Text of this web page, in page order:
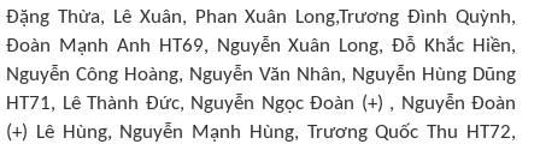
Đặng Thừa, Lê Xuân, Phan Xuân Long,Trương Đình Quỳnh,
Đoàn Mạnh Anh HT69, Nguyễn Xuân Long, Đỗ Khắc Hiền,
Nguyễn Công Hoàng, Nguyễn Văn Nhân, Nguyễn Hùng Dũng
HT71, Lê Thành Đức, Nguyễn Ngọc Đoàn (+) , Nguyễn Đoàn
(+) Lê Hùng, Nguyễn Mạnh Hùng, Trương Quốc Thu HT72,